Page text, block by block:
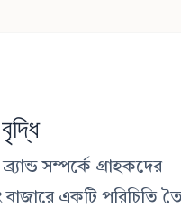
সম্পর্কে গ্রাহকদের
একটি পরিচিতি